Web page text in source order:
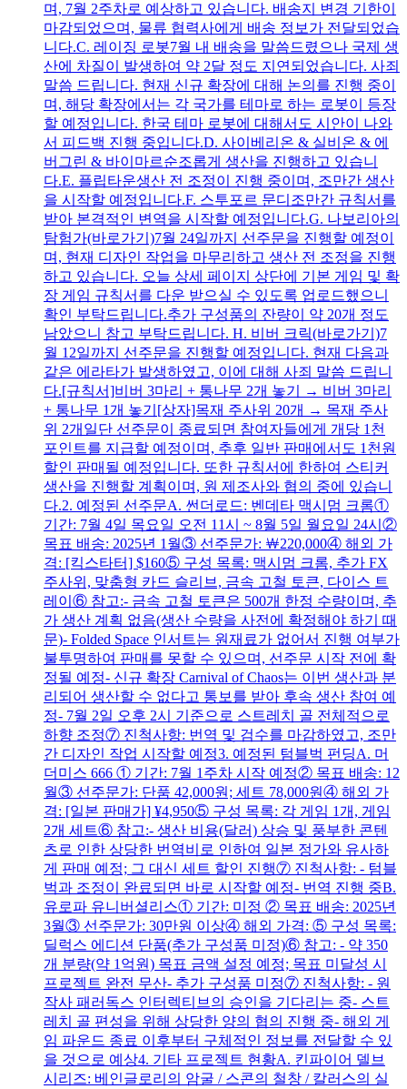
며, 7월 2주차로 예상하고 있습니다. 배송지 변경 기한이
마감되었으며, 물류 협력사에게 배송 정보가 전달되었습
니다.C. 레이징 로봇7월 내 배송을 말씀드렸으나 국제 생
산에 차질이 발생하여 약 2달 정도 지연되었습니다. 사죄
말씀 드립니다. 현재 신규 확장에 대해 논의를 진행 중이
며, 해당 확장에서는 각 국가를 테마로 하는 로봇이 등장
할 예정입니다. 한국 테마 로봇에 대해서도 시안이 나와
서 피드백 진행 중입니다.D. 사이베리온 & 실비온 & 에
버그린 & 바이마르순조롭게 생산을 진행하고 있습니
다.E. 플립타운생산 전 조정이 진행 중이며, 조만간 생산
을 시작할 예정입니다.F. 스투포르 문디조만간 규칙서를
받아 본격적인 변역을 시작할 예정입니다.G. 나보리아의
탐험가(바로가기)7월 24일까지 선주문을 진행할 예정이
며, 현재 디자인 작업을 마무리하고 생산 전 조정을 진행
하고 있습니다. 오늘 상세 페이지 상단에 기본 게임 및 확
장 게임 규칙서를 다운 받으실 수 있도록 업로드했으니
확인 부탁드립니다.추가 구성품의 잔량이 약 20개 정도
남았으니 참고 부탁드립니다. H. 비버 크릭(바로가기)7
월 12일까지 선주문을 진행할 예정입니다. 현재 다음과
같은 에라타가 발생하였고, 이에 대해 사죄 말씀 드립니
다.[규칙서]비버 3마리 + 통나무 2개 놓기 → 비버 3마리
+ 통나무 1개 놓기[상자]목재 주사위 20개 → 목재 주사
위 2개일단 선주문이 종료되면 참여자들에게 개당 1천
포인트를 지급할 예정이며, 추후 일반 판매에서도 1천원
할인 판매될 예정입니다. 또한 규칙서에 한하여 스티커
생산을 진행할 계획이며, 원 제조사와 협의 중에 있습니
다.2. 예정된 선주문A. 썬더로드: 벤데타 맥시멈 크롬①
기간: 7월 4일 목요일 오전 11시 ~ 8월 5일 월요일 24시②
목표 배송: 2025년 1월③ 선주문가: ￦220,000④ 해외 가
격: [킥스타터] $160⑤ 구성 목록: 맥시멈 크롬, 추가 FX
주사위, 맞춤형 카드 슬리브, 금속 고철 토큰, 다이스 트
레이⑥ 참고:- 금속 고철 토큰은 500개 한정 수량이며, 추
가 생산 계획 없음(생산 수량을 사전에 확정해야 하기 때
문)- Folded Space 인서트는 원재료가 없어서 진행 여부가
불투명하여 판매를 못할 수 있으며, 선주문 시작 전에 확
정될 예정- 신규 확장 Carnival of Chaos는 이번 생산과 분
리되어 생산할 수 없다고 통보를 받아 후속 생산 참여 예
정- 7월 2일 오후 2시 기준으로 스트레치 골 전체적으로
하향 조정⑦ 진척사항: 번역 및 검수를 마감하였고, 조만
간 디자인 작업 시작할 예정3. 예정된 텀블벅 펀딩A. 머
더미스 666 ① 기간: 7월 1주차 시작 예정② 목표 배송: 12
월③ 선주문가: 단품 42,000원; 세트 78,000원④ 해외 가
격: [일본 판매가] ¥4,950⑤ 구성 목록: 각 게임 1개, 게임
2개 세트⑥ 참고:- 생산 비용(달러) 상승 및 풍부한 콘텐
츠로 인한 상당한 번역비로 인하여 일본 정가와 유사하
게 판매 예정; 그 대신 세트 할인 진행⑦ 진척사항: - 텀블
벅과 조정이 완료되면 바로 시작할 예정- 번역 진행 중B.
유로파 유니버셜리스① 기간: 미정 ② 목표 배송: 2025년
3월③ 선주문가: 30만원 이상④ 해외 가격: ⑤ 구성 목록:
딜럭스 에디션 단품(추가 구성품 미정)⑥ 참고: - 약 350
개 분량(약 1억원) 목표 금액 설정 예정; 목표 미달성 시
프로젝트 완전 무산- 추가 구성품 미정⑦ 진척사항: - 원
작사 패러독스 인터렉티브의 승인을 기다리는 중- 스트
레치 골 편성을 위해 상당한 양의 협의 진행 중- 해외 게
임 파운드 종료 이후부터 구체적인 정보를 전달할 수 있
을 것으로 예상4. 기타 프로젝트 현황A. 킨파이어 델브
시리즈: 베인글로리의 암굴 / 스콘의 철창 / 칼러스의 실